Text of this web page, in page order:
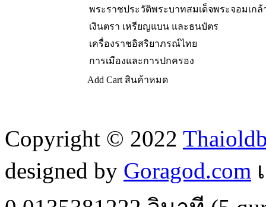
พระราชประวัติพระบาทสมเด็จพระจอมเกล้
เงินตรา เหรียญแบน และธนบัตร
เครื่องราชอิสริยาภรณ์ไทย
การเมืองและการปกครอง
Add Cart สินค้าหมด
Copyright © 2022
designed by Goragod.com